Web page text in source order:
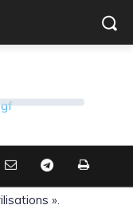
, un ouvrage
avec en sous-titre
».